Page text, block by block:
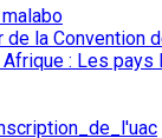
de la Convention
: Les pays